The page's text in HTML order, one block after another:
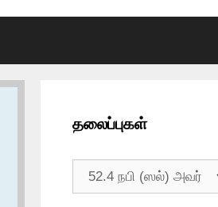
தலைப்புகள்
தலைப்புகள்